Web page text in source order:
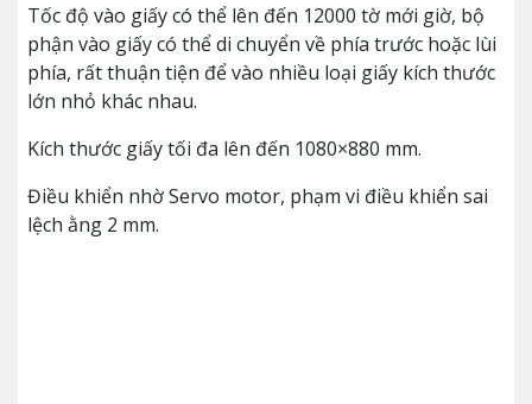
Tốc độ vào giấy có thể lên đến 12000 tờ mới giờ, bộ
phận vào giấy có thể di chuyển về phía trước hoặc lùi
phía, rất thuận tiện để vào nhiều loại giấy kích thước
lớn nhỏ khác nhau.
Kích thước giấy tối đa lên đến 1080×880 mm.
Điều khiển nhờ Servo motor, phạm vi điều khiển sai
lệch ằng 2 mm.